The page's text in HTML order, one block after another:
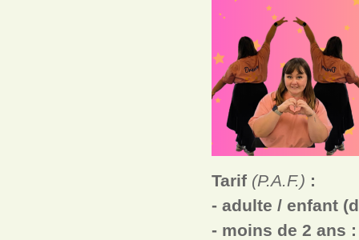
Tarif (P.A.F.) :
- adulte / enfant
- moins de 2 ans